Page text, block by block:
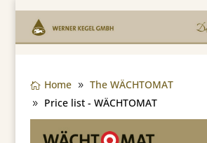
Home
The WÄCHTOMAT
Price list - WÄCHTOMAT